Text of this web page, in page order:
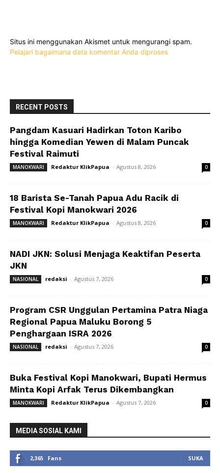
Situs ini menggunakan Akismet untuk mengurangi spam.
Pelajari bagaimana data komentar Anda diproses
RECENT POSTS
Pangdam Kasuari Hadirkan Toton Karibo
hingga Komedian Yewen di Malam Puncak
Festival Raimuti
MANOKWARI Redaktur KlikPapua - Agustus 8, 2026 0
18 Barista Se-Tanah Papua Adu Racik di
Festival Kopi Manokwari 2026
MANOKWARI Redaktur KlikPapua - Agustus 8, 2026 0
NADI JKN: Solusi Menjaga Keaktifan Peserta
JKN
NASIONAL redaksi - Agustus 7, 2026 0
Program CSR Unggulan Pertamina Patra Niaga
Regional Papua Maluku Borong 5
Penghargaan ISRA 2026
NASIONAL redaksi - Agustus 7, 2026 0
Buka Festival Kopi Manokwari, Bupati Hermus
Minta Kopi Arfak Terus Dikembangkan
MANOKWARI Redaktur KlikPapua - Agustus 7, 2026 0
MEDIA SOSIAL KAMI
2,365 Fans SUKA